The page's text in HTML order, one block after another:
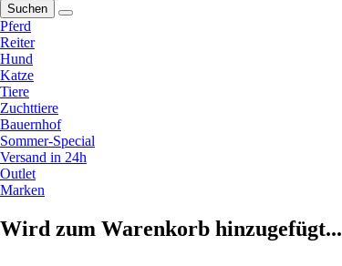
Suchen
Pferd
Reiter
Hund
Katze
Tiere
Zuchttiere
Bauernhof
Sommer-Special
Versand in 24h
Outlet
Marken
Wird zum Warenkorb hinzugefügt...